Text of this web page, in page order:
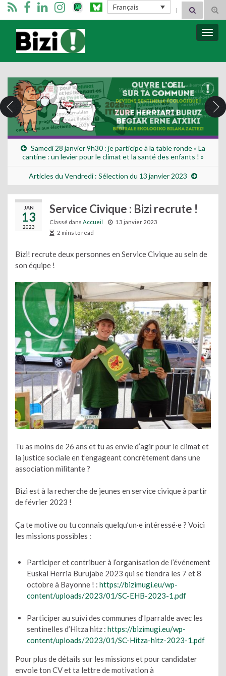
Français Search for:
Bizimugi
Samedi 28 janvier 9h30 : je participe à la table ronde « La
cantine : un levier pour le climat et la santé des enfants ! »
Articles du Vendredi : Sélection du 13 janvier 2023
JAN
13
2023
Service Civique : Bizi recrute !
Classé dans Accueil
13 janvier 2023
2 mins to read
Bizi! recrute deux personnes en Service Civique au sein de
son équipe !
Tu as moins de 26 ans et tu as envie d’agir pour le climat et
la justice sociale en t’engageant concrètement dans une
association militante ?
Bizi est à la recherche de jeunes en service civique à partir
de février 2023 !
Ça te motive ou tu connais quelqu’un·e intéressé·e ? Voici
les missions possibles :
Participer et contribuer à l’organisation de l’événement
Euskal Herria Burujabe 2023 qui se tiendra les 7 et 8
octobre à Bayonne ! : https://bizimugi.eu/wp-
content/uploads/2023/01/SC-EHB-2023-1.pdf
Participer au suivi des communes d’Iparralde avec les
sentinelles d’Hitza hitz : https://bizimugi.eu/wp-
content/uploads/2023/01/SC-Hitza-hitz-2023-1.pdf
Pour plus de détails sur les missions et pour candidater
envoie ton CV et ta lettre de motivation à